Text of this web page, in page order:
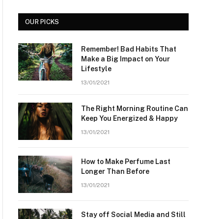
OUR PICKS
Remember! Bad Habits That
Make a Big Impact on Your
Lifestyle
13/01/2021
The Right Morning Routine Can
Keep You Energized & Happy
13/01/2021
How to Make Perfume Last
Longer Than Before
13/01/2021
Stay off Social Media and Still